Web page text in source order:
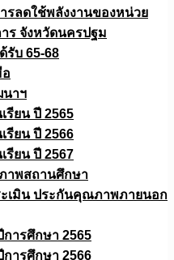
รลดใช้พลังงานของหน่วย
ร จังหวัดนครปฐม
รับ 65-68
นาฯ
รียน ปี 2565
รียน ปี 2566
รียน ปี 2567
าพสถานศึกษา
ะเมิน ประกันคุณภาพภายนอก
การศึกษา 2565
การศึกษา 2566